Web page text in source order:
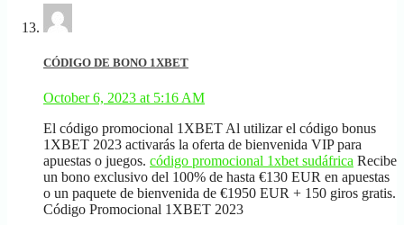
CÓDIGO DE BONO 1XBET
October 6, 2023 at 5:16 AM
El código promocional 1XBET Al utilizar el código bonus
1XBET 2023 activarás la oferta de bienvenida VIP para
apuestas o juegos. código promocional 1xbet sudáfrica Recibe
un bono exclusivo del 100% de hasta €130 EUR en apuestas
o un paquete de bienvenida de €1950 EUR + 150 giros gratis.
Código Promocional 1XBET 2023